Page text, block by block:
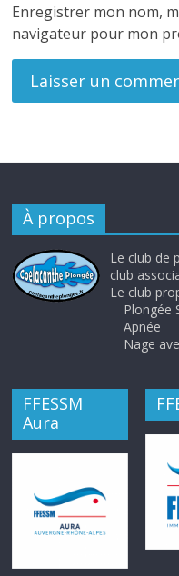
Enregistrer mon nom,
navigateur pour mon
À propos
Le club de
club
Le club
Plongée
Apnée
Nage
FFESSM
Aura